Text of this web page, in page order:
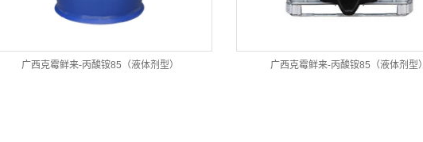
广西克霉鲜来-丙酸铵85（液体剂型） 广西克霉鲜来-丙酸铵85（液体剂型）